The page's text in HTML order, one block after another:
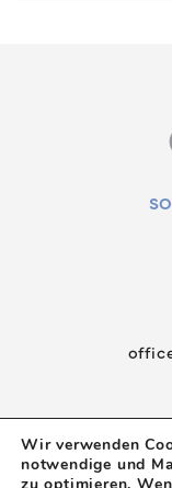
Wir verwenden
notwendige und